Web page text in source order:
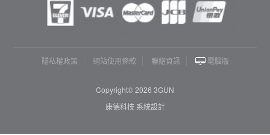
隱私權政策 網站使用條款 聯絡資訊 電腦版
Copyright© 2026 3GUN
康德科技 系統設計